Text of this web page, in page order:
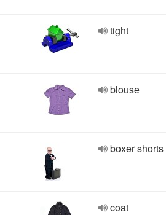
tight
blouse
boxer shorts
coat